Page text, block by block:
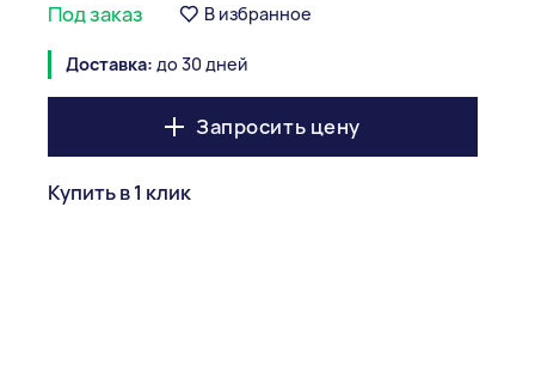
Под заказ В избранное
Доставка: до 30 дней
Запросить цену
Купить в 1 клик